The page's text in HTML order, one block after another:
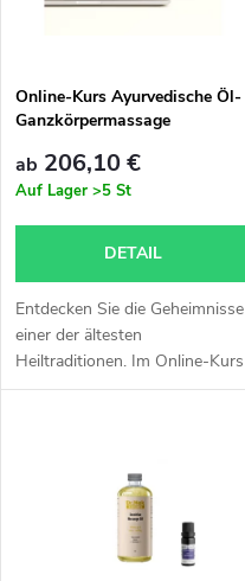
t
s
o
r
t
e
d
e
P
r
Online-Kurs Ayurvedische Öl-
Ganzkörpermassage
ab 206,10 €
Auf Lager >5 St
DETAIL
Entdecken Sie die Geheimnisse
einer der ältesten
Heiltraditionen. Im Online-Kurs
Ayurvedische Öl-